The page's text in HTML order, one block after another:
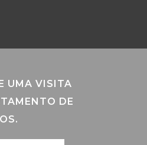
UMA VISITA
DE